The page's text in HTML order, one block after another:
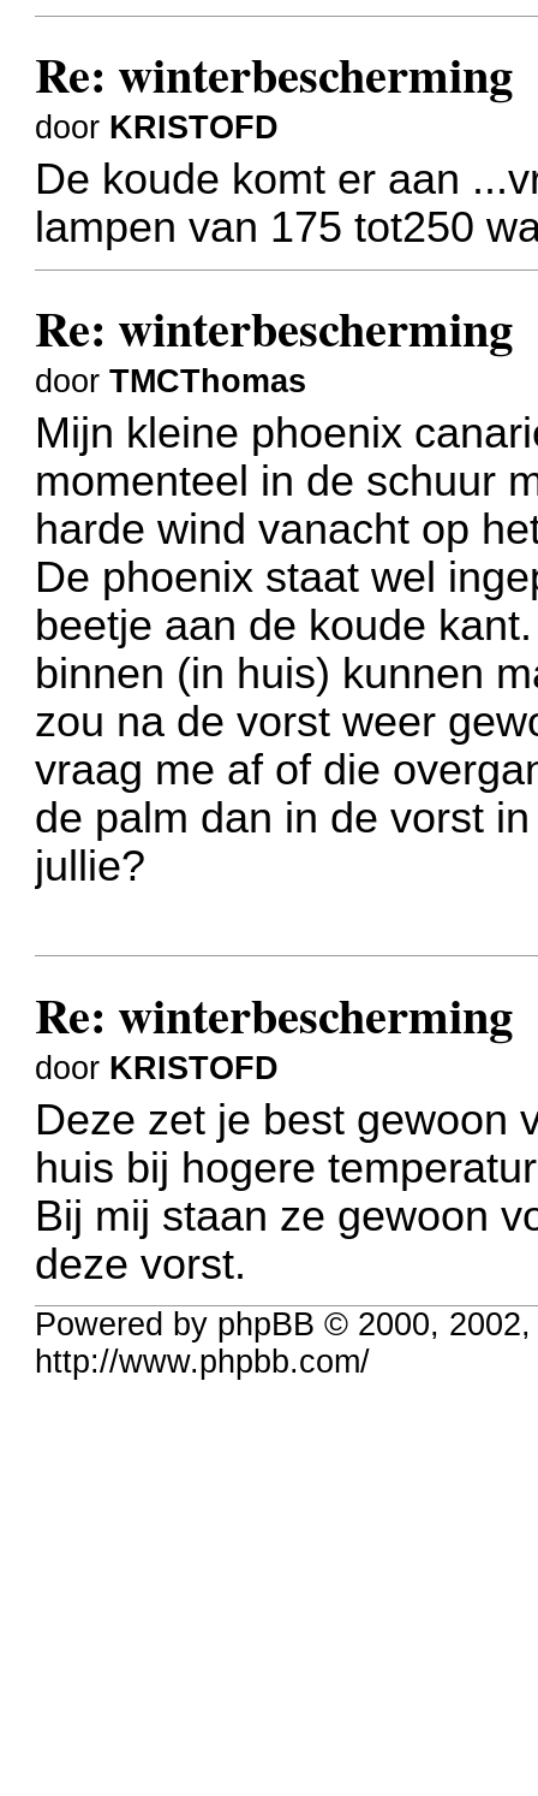
Re: winterbescherming
door KRISTOFD
De koude komt er aan
lampen van 175 tot250
Re: winterbescherming
doorTMCThomas
Mijn kleine phoenix
momenteel in de schuur
harde wind vanacht op
De phoenix staat wel
beetje aan de koude
binnen (in huis) kunnen
zou na de vorst weer
vraag me af of die
de palm dan in de vorst
jullie?
Re: winterbescherming
door KRISTOFD
Deze zet je best gewoon
huis bij hogere
Bij mij staan ze gewoon
deze vorst.
Powered by phpBB © 2000,
http://www.phpbb.com/